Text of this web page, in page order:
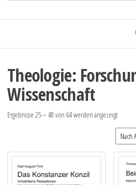
Theologie:
Wissenschaft
Ergebnisse 25 – 48 von 64 werden angezeigt